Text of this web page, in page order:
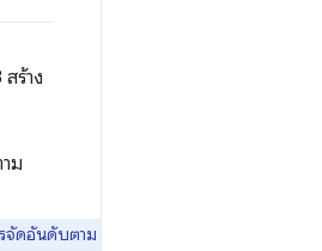
ร้าง
ม
รจัดอันดับตาม